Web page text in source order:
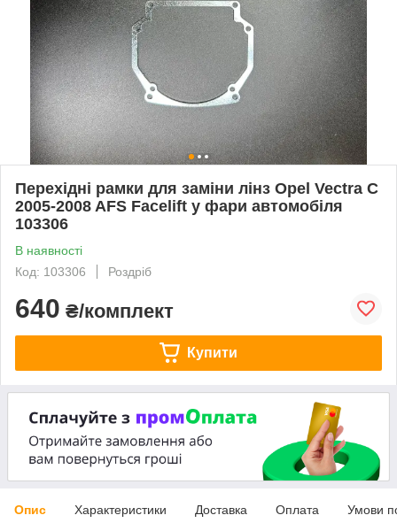
Перехідні рамки для заміни лінз Opel Vectra C
2005-2008 AFS Facelift у фари автомобіля
103306
В наявності
Код: 103306
Роздріб
640 ₴/комплект
Купити
Опис Характеристики Доставка Оплата Умови